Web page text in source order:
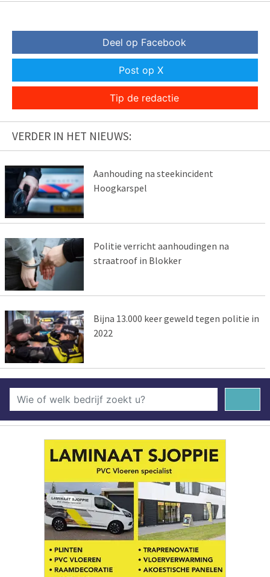
Deel op Facebook
Post op X
Tip de redactie
VERDER IN HET NIEUWS:
Aanhouding na steekincident
Hoogkarspel
Politie verricht aanhoudingen na
straatroof in Blokker
Bijna 13.000 keer geweld tegen politie in
2022